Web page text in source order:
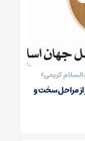
کریمی»
مراحل سخت و